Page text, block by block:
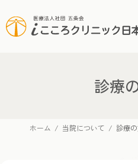
ン
テ
ビ
ゲ
診療
ホーム 当院について 診療